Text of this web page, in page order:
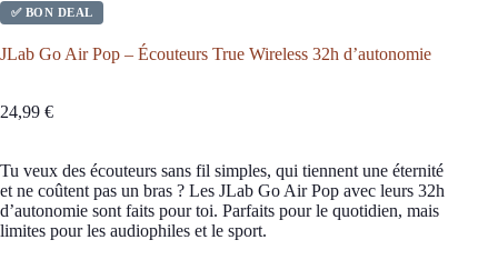
✅ BON DEAL
JLab Go Air Pop – Écouteurs True Wireless 32h d’autonomie
24,99 €
Tu veux des écouteurs sans fil simples, qui tiennent une éternité
et ne coûtent pas un bras ? Les JLab Go Air Pop avec leurs 32h
d’autonomie sont faits pour toi. Parfaits pour le quotidien, mais
limites pour les audiophiles et le sport.